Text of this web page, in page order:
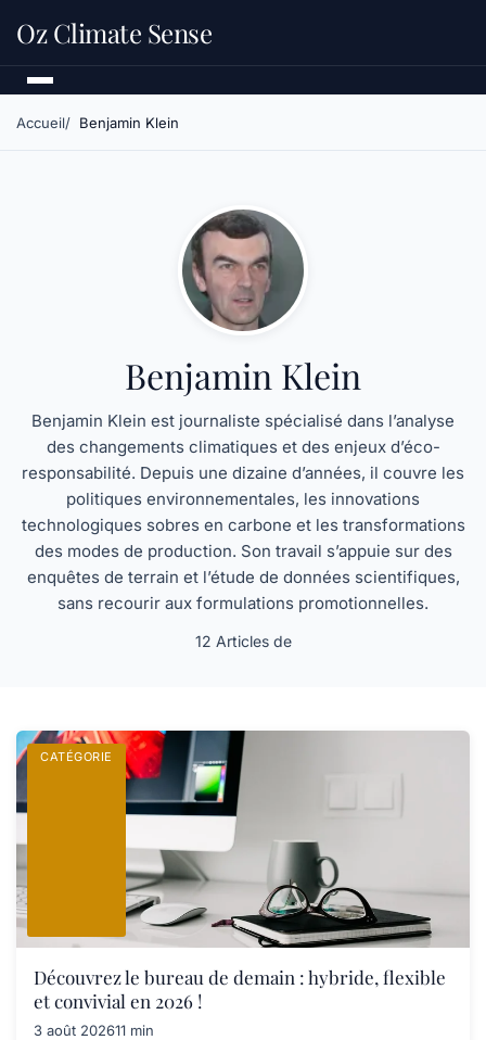
Oz Climate Sense
Accueil Benjamin Klein
Benjamin Klein
Benjamin Klein est journaliste spécialisé dans l’analyse
des changements climatiques et des enjeux d’éco-
responsabilité. Depuis une dizaine d’années, il couvre les
politiques environnementales, les innovations
technologiques sobres en carbone et les transformations
des modes de production. Son travail s’appuie sur des
enquêtes de terrain et l’étude de données scientifiques,
sans recourir aux formulations promotionnelles.
12 Articles de
CATÉGORIE
Découvrez le bureau de demain : hybride, flexible
et convivial en 2026 !
3 août 202611 min